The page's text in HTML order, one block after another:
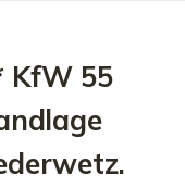
KfW 55